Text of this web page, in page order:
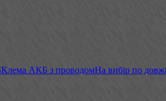
Клема АКБ з проводомНа вибір по